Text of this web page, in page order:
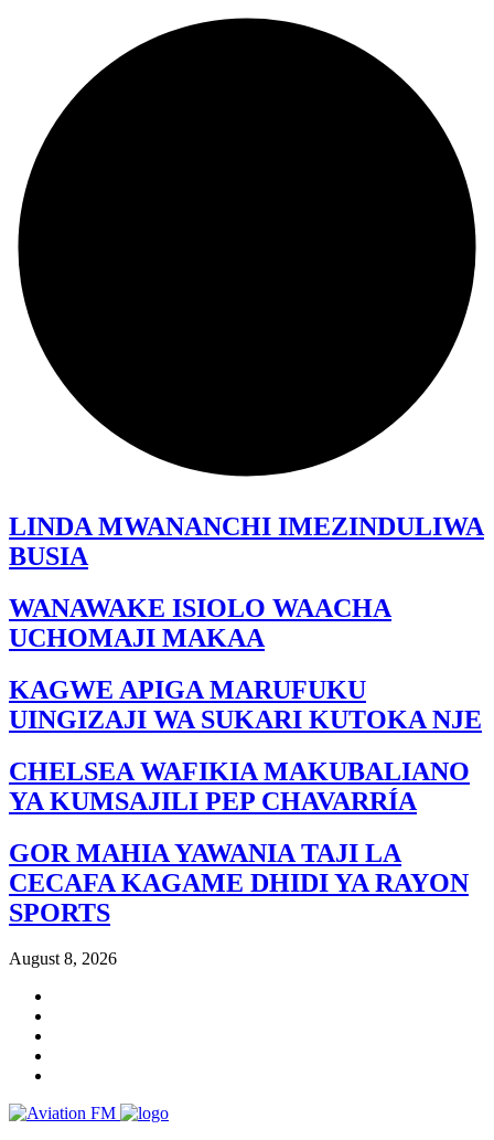
LINDA MWANANCHI IMEZINDULIWA
BUSIA
WANAWAKE ISIOLO WAACHA
UCHOMAJI MAKAA
KAGWE APIGA MARUFUKU
UINGIZAJI WA SUKARI KUTOKA NJE
CHELSEA WAFIKIA MAKUBALIANO
YA KUMSAJILI PEP CHAVARRÍA
GOR MAHIA YAWANIA TAJI LA
CECAFA KAGAME DHIDI YA RAYON
SPORTS
August 8, 2026